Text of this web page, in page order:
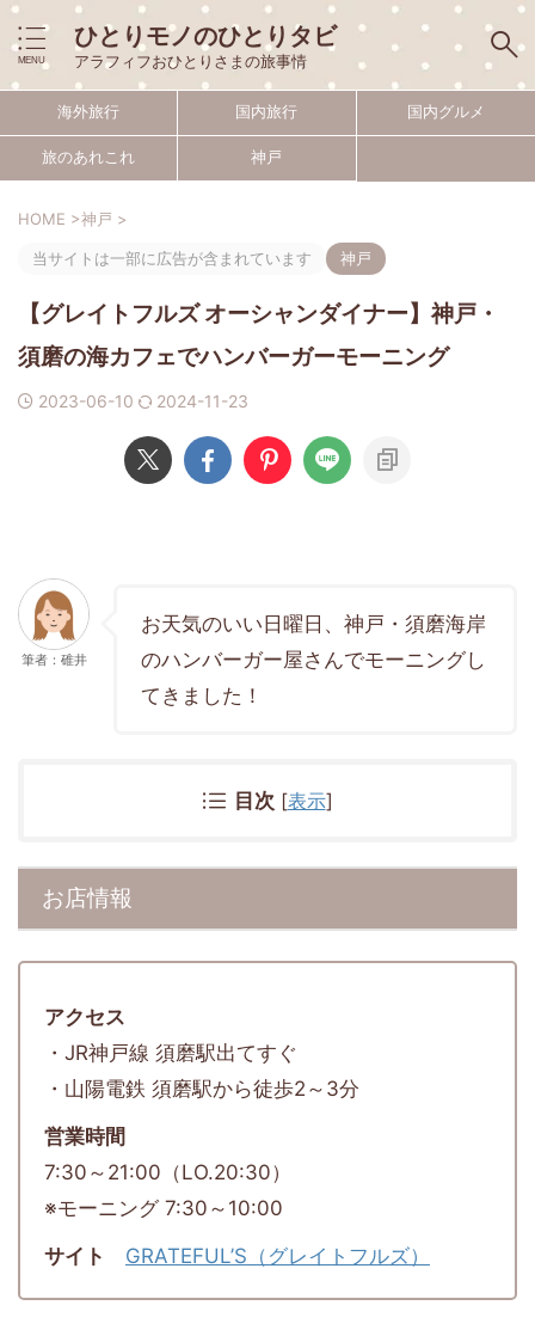
ひとりモノのひとりタビ
アラフィフおひとりさまの旅事情
海外旅行 国内旅行 国内グルメ
旅のあれこれ 神戸
HOME >神戸 >
当サイトは一部に広告が含まれています 神戸
【グレイトフルズ オーシャンダイナー】神戸・
須磨の海カフェでハンバーガーモーニング
2023-06-10 2024-11-23
筆者：碓井
お天気のいい日曜日、神戸・須磨海岸
のハンバーガー屋さんでモーニングし
てきました！
目次 [表示]
お店情報
アクセス
・JR神戸線 須磨駅出てすぐ
・山陽電鉄 須磨駅から徒歩2～3分
営業時間
7:30～21:00（LO.20:30）
※モーニング 7:30～10:00
サイト
GRATEFUL’S（グレイトフルズ）